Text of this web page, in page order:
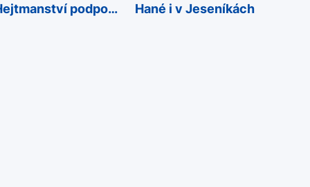
podpoří
Hané i v Jeseníkách